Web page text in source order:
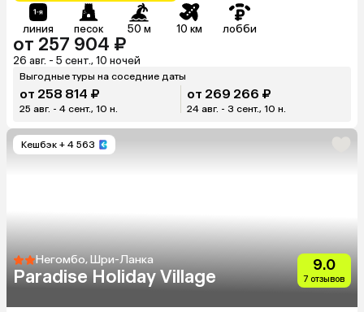
линия песок 50 м 10 км лобби
от 257 904 ₽
26 авг. - 5 сент., 10 ночей
Выгодные туры на соседние даты
от 258 814 ₽
25 авг. - 4 сент., 10 н.
от 269 266 ₽
24 авг. - 3 сент., 10 н.
Кешбэк + 4 563
Негомбо, Шри-Ланка
Paradise Holiday Village
9.0
7 отзывов